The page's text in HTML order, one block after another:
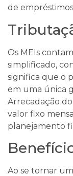
de empréstimos
Os MEIs
simplificado,
significa que o
em uma única
Arrecadação
valor fixo
planejamento
Ao se tornar